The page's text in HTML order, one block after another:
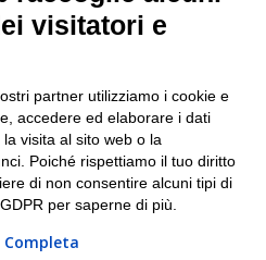
spedizione pacchi nelle
città italiane
Bologna|Firenze| Genova
|Varese
visitatori e
partner utilizziamo i cookie e
accedere ed elaborare i dati
visita al sito web o la
Poiché rispettiamo il tuo diritto
di non consentire alcuni tipi di
per saperne di più.
Completa